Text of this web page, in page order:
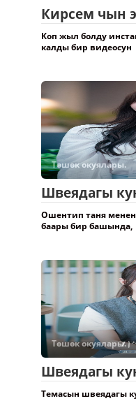
Кирсем чын
Коп жыл болду
калды бир видеосун
Төшөк окуялары.
Швеядагы
Ошентип таня
баары бир башында,
Төшөк окуялары.
Швеядагы
Темасын швеядагы